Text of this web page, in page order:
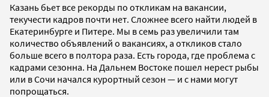
Казань бьет все рекорды по откликам на вакансии,
текучести кадров почти нет. Сложнее всего найти людей в
Екатеринбурге и Питере. Мы в семь раз увеличили там
количество объявлений о вакансиях, а откликов стало
больше всего в полтора раза. Есть города, где проблема с
кадрами сезонна. На Дальнем Востоке пошел нерест рыбы
или в Сочи начался курортный сезон — и с нами могут
попрощаться.